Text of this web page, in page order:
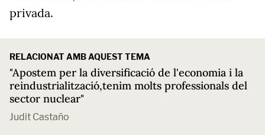
privada.
RELACIONAT AMB AQUEST TEMA
"Apostem per la diversificació de l'economia i la
reindustrialització,tenim molts professionals del
sector nuclear"
Judit Castaño